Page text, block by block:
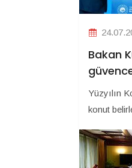
Bakan
Yüzyılın
konut